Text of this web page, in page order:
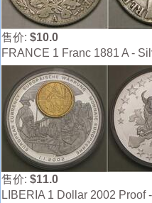
售价: $10.0
FRANCE 1 Franc 1881 A -
售价: $11.0
LIBERIA 1 Dollar 2002 Proof